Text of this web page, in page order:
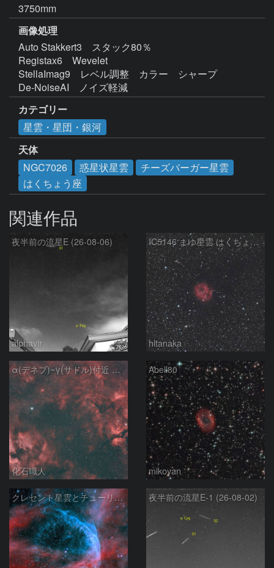
3750mm
画像処理
Auto Stakkert3　スタック80％
Registax6　Wevelet
StellaImag9　レベル調整　カラー　シャープ
カテゴリー
星雲・星団・銀河
天体
NGC7026
惑星状星雲
チーズバーガー星雲
はくちょう座
関連作品
夜半前の流星E (26-08-06)
alphavir
IC5146 まゆ星雲 はくちょう座
hltanaka
α(デネブ)~γ(サドル)付近 NGC7000 北アメリカ星雲 IC5067~5070 ペリカン星雲 Sh2-112 はくちょう座
化石職人
Abell80
mikoyan
クレセント星雲とチューリップ星雲の真ん中あたりにある星雲 NGC6883 ??? 夜半前の流星E-1 (26-08-02)